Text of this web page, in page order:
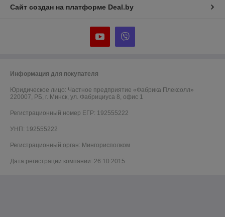
Сайт создан на платформе Deal.by
Информация для покупателя
Юридическое лицо: Частное предприятие «Фабрика Плексолл»
220007, РБ, г. Минск, ул. Фабрициуса 8, офис 1
Регистрационный номер ЕГР: 192555222
УНП: 192555222
Регистрационный орган: Мингорисполком
Дата регистрации компании: 26.10.2015